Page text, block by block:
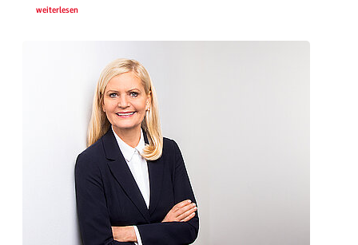
weiterlesen